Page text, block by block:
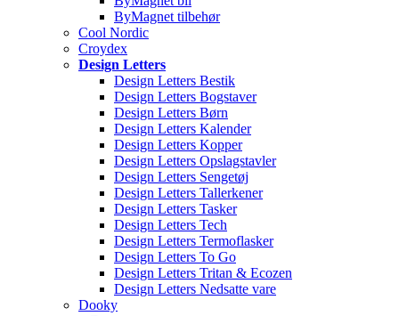
ByMagnet tilbehør
Cool Nordic
Croydex
Design Letters
Design Letters Bestik
Design Letters Bogstaver
Design Letters Børn
Design Letters Kalender
Design Letters Kopper
Design Letters Opslagstavler
Design Letters Sengetøj
Design Letters Tallerkener
Design Letters Tasker
Design Letters Tech
Design Letters Termoflasker
Design Letters To Go
Design Letters Tritan & Ecozen
Design Letters Nedsatte vare
Dooky